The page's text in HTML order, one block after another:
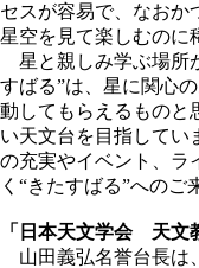
セスが容易で、なおか
星空を見て楽しむのに
星と親しみ学ぶ場所
すばる”は、星に関心
動してもらえるものと
い天文台を目指してい
の充実やイベント、ラ
く“きたすばる”へのご
「日本天文学会 天文
山田義弘名誉台長は